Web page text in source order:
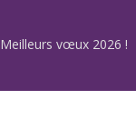
Meilleurs vœux 2026 !